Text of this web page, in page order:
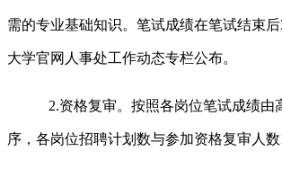
需的专业基础知识。笔试成绩在笔试结束
大学官网人事处工作动态专栏公布。
2.资格复审。按照各岗位笔试成绩由
序，各岗位招聘计划数与参加资格复审人数